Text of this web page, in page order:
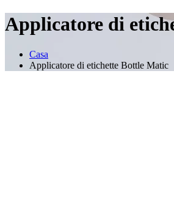
Applicatore di
Casa
Applicatore di etichette Bottle Matic